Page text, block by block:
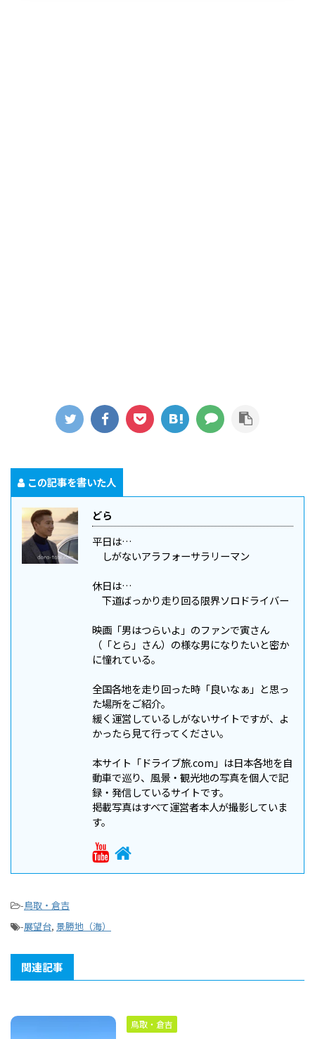
この記事を書いた人
どら
平日は…
しがないアラフォーサラリーマン
休日は…
下道ばっかり走り回る限界ソロドライバー
映画「男はつらいよ」のファンで寅さん
（「とら」さん）の様な男になりたいと密か
に憧れている。
全国各地を走り回った時「良いなぁ」と思っ
た場所をご紹介。
緩く運営しているしがないサイトですが、よ
かったら見て行ってください。
本サイト「ドライブ旅.com」は日本各地を自
動車で巡り、風景・観光地の写真を個人で記
録・発信しているサイトです。
掲載写真はすべて運営者本人が撮影していま
す。
-鳥取・倉吉
-展望台, 景勝地（海）
関連記事
鳥取・倉吉